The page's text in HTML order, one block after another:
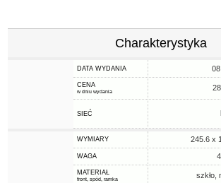
Charakterystyka
DATA WYDANIA
CENA
w dniu wydania
SIEĆ
WYMIARY 245.6 x
WAGA
MATERIAŁ
front, spód, ramka szkło,